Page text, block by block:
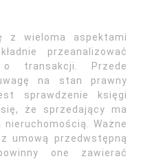
z wieloma aspektami
przeanalizować
transakcji. Przede
na stan prawny
sprawdzenie księgi
że sprzedający ma
nieruchomością. Ważne
umową przedwstępną
one zawierać